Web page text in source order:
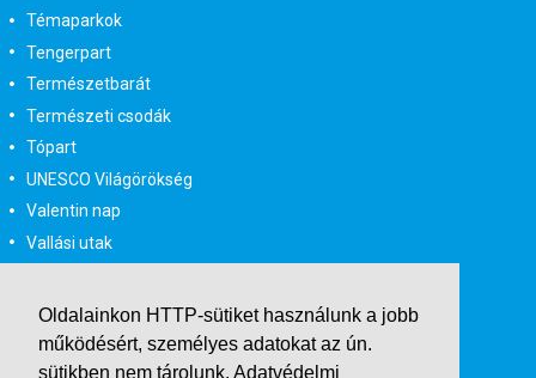
Oldalainkon HTTP-sütiket használunk a jobb
működésért, személyes adatokat az ún.
sütikben nem tárolunk. Adatvédelmi
Témaparkok
Tengerpart
Természetbarát
Természeti csodák
Tópart
UNESCO Világörökség
Valentin nap
Vallási utak
Városlátogatás egyénileg
Velencei karnevál
Vidéki felszállással